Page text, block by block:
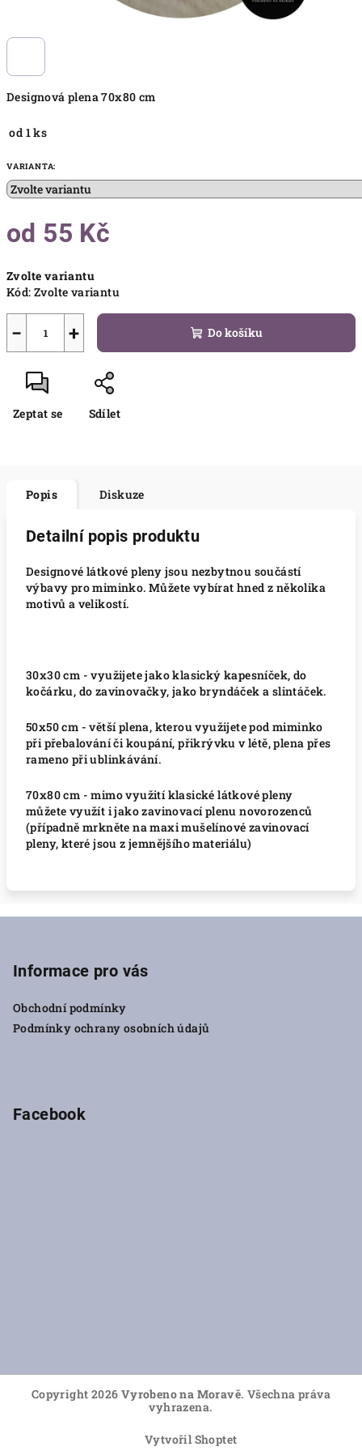
Designová plena 70x80 cm
od 1 ks
VARIANTA:
od 55 Kč
cena:
Zvolte variantu
Kód: Zvolte variantu
+
− Do košíku
Zeptat se Sdílet
Popis Diskuze
Detailní popis produktu
Designové látkové pleny jsou nezbytnou součástí
výbavy pro miminko. Můžete vybírat hned z několika
motivů a velikostí.
30x30 cm - využijete jako klasický kapesníček, do
kočárku, do zavinovačky, jako bryndáček a slintáček.
50x50 cm - větší plena, kterou využijete pod miminko
při přebalování či koupání, přikrývku v létě, plena přes
rameno při ublinkávání.
70x80 cm - mimo využití klasické látkové pleny
můžete využít i jako zavinovací plenu novorozenců
(případně mrkněte na maxi mušelínové zavinovací
pleny, které jsou z jemnějšího materiálu)
Informace pro vás
Obchodní podmínky
Podmínky ochrany osobních údajů
Facebook
Copyright 2026 Vyrobeno na Moravě. Všechna práva
vyhrazena.
Vytvořil Shoptet